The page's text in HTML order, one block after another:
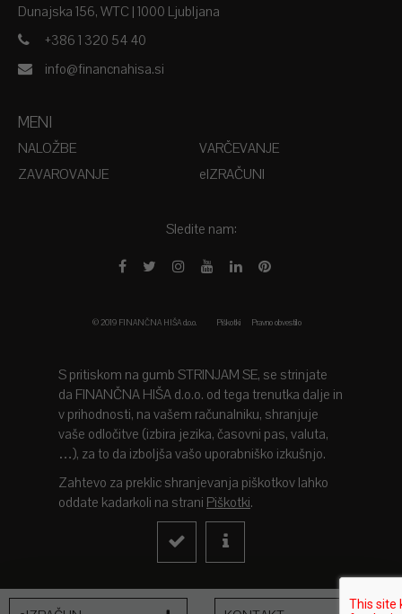
Dunajska 156, WTC | 1000 Ljubljana
+386 1 320 54 40
info@financnahisa.si
MENI
NALOŽBE
ZAVAROVANJE
VARČEVANJE
EIZRAČUNI
Sledite nam:
© 2019 FINANČNA HIŠA d.o.o. Piškotki Pravno obvestilo
S pritiskom na gumb STRINJAM SE, se strinjate
da FINANČNA HIŠA d.o.o. od tega trenutka dalje in
v prihodnosti, na vašem računalniku, shranjuje
vaše odločitve (izbira jezika, časovni pas, valuta,
…), za to da izboljša vašo uporabniško izkušnjo.
Zahtevo za preklic shranjevanja piškotkov lahko
oddate kadarkoli na strani Piškotki.